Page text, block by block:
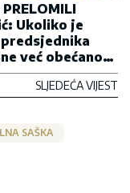
PRELOMILI
Ukoliko je
već obećano
IDEMO U
SLJEDEĆA VIJEST
SAŠKA